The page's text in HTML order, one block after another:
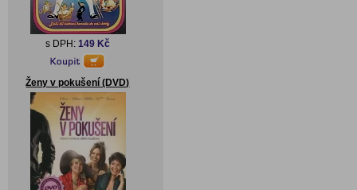
s DPH: 149 Kč
Ženy v pokušení (DVD)